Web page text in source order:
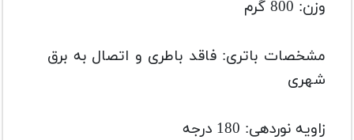
وزن: 800 گرم
مشخصات باتری: فاقد باطری و اتصال به برق
شهری
زاویه نوردهی: 180 درجه